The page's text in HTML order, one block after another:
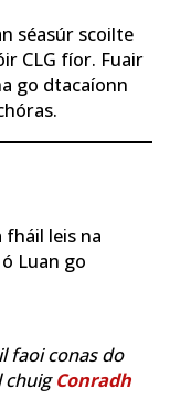
séasúr scoilte
CLG fíor. Fuair
go dtacaíonn
fháil leis na
Luan go
faoi conas do
chuigConradh